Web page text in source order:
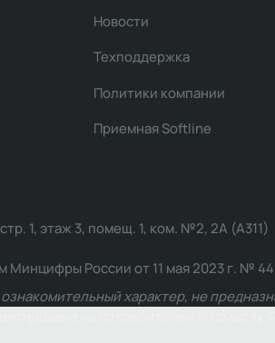
Новости
Техподдержка
Политики компании
Приемная Softline
1, этаж 3, помещ. 1, ком. №2, 2А (А311)
России от 11 мая 2023 г. №
характер, не